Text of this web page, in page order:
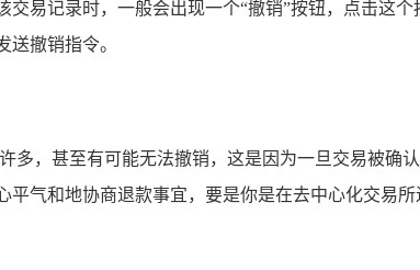
易记录时，一般会出现一个“撤销”按钮，点击这
撤销指令。
多，甚至有可能无法撤销，这是因为一旦交易被确
气和地协商退款事宜，要是你是在去中心化交易